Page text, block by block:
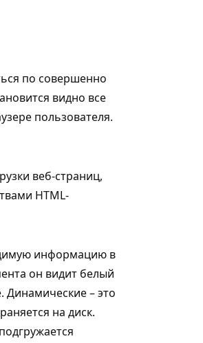
по совершенно
видно все
пользователя.
веб-страниц,
HTML-
информацию в
он видит белый
Динамические – это
на диск.